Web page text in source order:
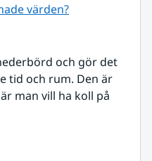
värden?
och gör det
tid och rum. Den är
man vill ha koll på